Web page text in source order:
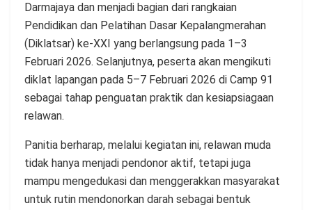
Darmajaya dan menjadi bagian dari rangkaian
Pendidikan dan Pelatihan Dasar Kepalangmerahan
(Diklatsar) ke-XXI yang berlangsung pada 1–3
Februari 2026. Selanjutnya, peserta akan mengikuti
diklat lapangan pada 5–7 Februari 2026 di Camp 91
sebagai tahap penguatan praktik dan kesiapsiagaan
relawan.
Panitia berharap, melalui kegiatan ini, relawan muda
tidak hanya menjadi pendonor aktif, tetapi juga
mampu mengedukasi dan menggerakkan masyarakat
untuk rutin mendonorkan darah sebagai bentuk